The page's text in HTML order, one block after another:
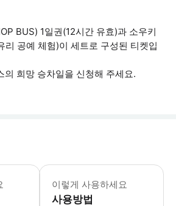
BUS) 1일권(12시간 유효)과 소우키
리 공예 체험)이 세트로 구성된 티켓입
의 희망 승차일을 신청해 주세요.
이렇게 사용하세요
사용방법